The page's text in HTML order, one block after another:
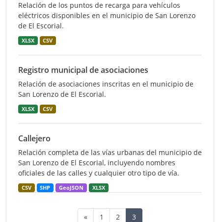
Relación de los puntos de recarga para vehículos
eléctricos disponibles en el municipio de San Lorenzo
de El Escorial.
XLSX CSV
Registro municipal de asociaciones
Relación de asociaciones inscritas en el municipio de
San Lorenzo de El Escorial.
XLSX CSV
Callejero
Relación completa de las vías urbanas del municipio de
San Lorenzo de El Escorial, incluyendo nombres
oficiales de las calles y cualquier otro tipo de vía.
CSV SHP GeoJSON XLSX
« 1 2 3